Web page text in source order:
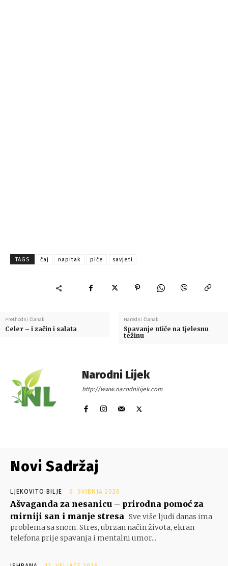
TAGS čaj napitak piće savjeti
Prethodni članak
Celer – i začin i salata
Naredni članak
Spavanje utiče na tjelesnu
težinu
Narodni Lijek
http://www.narodnilijek.com
Novi Sadržaj
LJEKOVITO BILJE 6. SVIBNJA 2026.
Ašvaganda za nesanicu – prirodna pomoć za
mirniji san i manje stresa Sve više ljudi danas ima
problema sa snom. Stres, ubrzan način života, ekran
telefona prije spavanja i mentalni umor...